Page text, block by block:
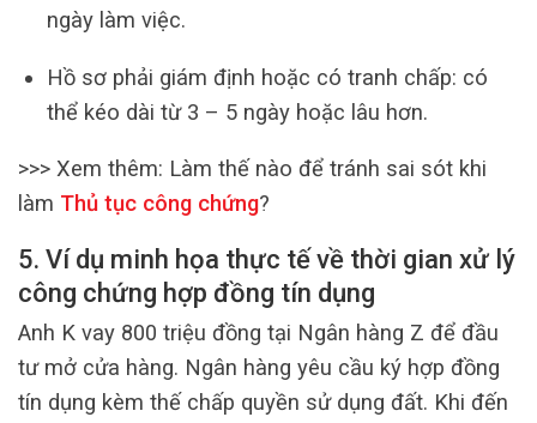
ngày làm việc.
Hồ sơ phải giám định hoặc có tranh chấp: có
thể kéo dài từ 3 – 5 ngày hoặc lâu hơn.
>>> Xem thêm: Làm thế nào để tránh sai sót khi
làm Thủ tục công chứng?
5. Ví dụ minh họa thực tế về thời gian xử lý
công chứng hợp đồng tín dụng
Anh K vay 800 triệu đồng tại Ngân hàng Z để đầu
tư mở cửa hàng. Ngân hàng yêu cầu ký hợp đồng
tín dụng kèm thế chấp quyền sử dụng đất. Khi đến